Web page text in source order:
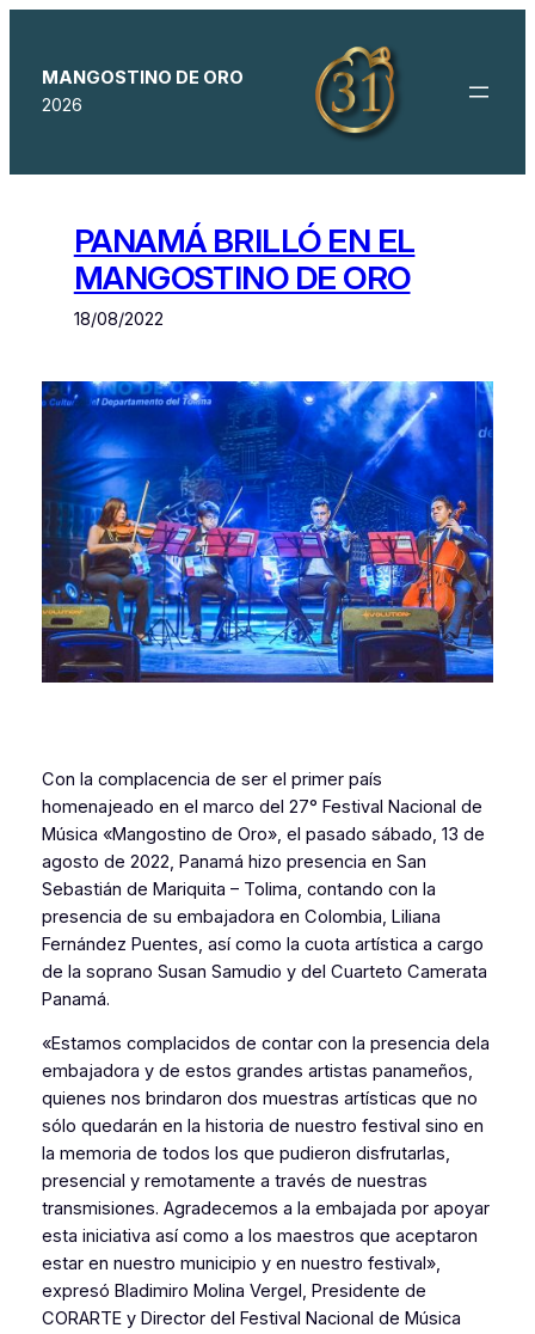
contenido
MANGOSTINO DE ORO
2026
PANAMÁ BRILLÓ EN EL
MANGOSTINO DE ORO
18/08/2022
Con la complacencia de ser el primer país
homenajeado en el marco del 27° Festival Nacional de
Música «Mangostino de Oro», el pasado sábado, 13 de
agosto de 2022, Panamá hizo presencia en San
Sebastián de Mariquita – Tolima, contando con la
presencia de su embajadora en Colombia, Liliana
Fernández Puentes, así como la cuota artística a cargo
de la soprano Susan Samudio y del Cuarteto Camerata
Panamá.
«Estamos complacidos de contar con la presencia dela
embajadora y de estos grandes artistas panameños,
quienes nos brindaron dos muestras artísticas que no
sólo quedarán en la historia de nuestro festival sino en
la memoria de todos los que pudieron disfrutarlas,
presencial y remotamente a través de nuestras
transmisiones. Agradecemos a la embajada por apoyar
esta iniciativa así como a los maestros que aceptaron
estar en nuestro municipio y en nuestro festival»,
expresó Bladimiro Molina Vergel, Presidente de
CORARTE y Director del Festival Nacional de Música